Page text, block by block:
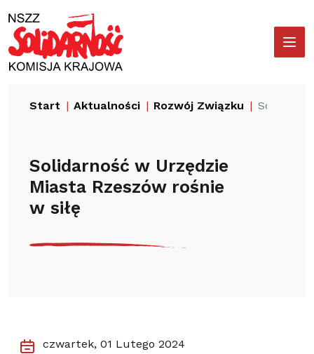
do
treści
Start Aktualności Rozwój Związku
Solidarność w Urzędzie
Miasta Rzeszów rośnie
w siłę
czwartek, 01 Lutego 2024